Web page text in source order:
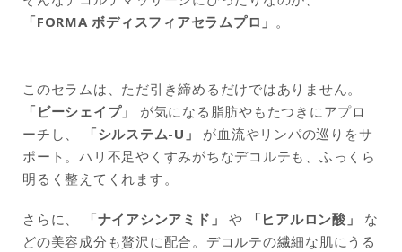
「FORMA ボディスフィアセラムプロ」 。
このセラムは、ただ引き締めるだけではありません。
「ビーシェイプ」
が気になる脂肪やもたつきにアプロ
ーチし、
「シルステム-U」
が血流やリンパの巡りをサ
ポート。ハリ不足やくすみがちなデコルテも、ふっくら
明るく整えてくれます。
さらに、 「ナイアシンアミド」 や 「ヒアルロン酸」
な
どの美容成分も贅沢に配合。デコルテの繊細な肌にうる